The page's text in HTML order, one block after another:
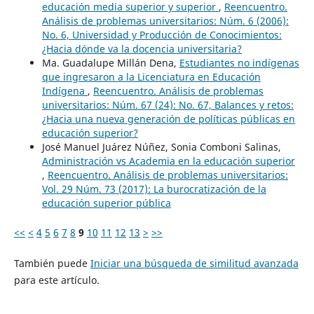
educación media superior y superior , Reencuentro.
Análisis de problemas universitarios: Núm. 6 (2006):
No. 6, Universidad y Producción de Conocimientos:
¿Hacia dónde va la docencia universitaria?
Ma. Guadalupe Millán Dena, Estudiantes no indígenas
que ingresaron a la Licenciatura en Educación
Indígena , Reencuentro. Análisis de problemas
universitarios: Núm. 67 (24): No. 67, Balances y retos:
¿Hacia una nueva generación de políticas públicas en
educación superior?
José Manuel Juárez Núñez, Sonia Comboni Salinas,
Administración vs Academia en la educación superior
, Reencuentro. Análisis de problemas universitarios:
Vol. 29 Núm. 73 (2017): La burocratización de la
educación superior pública
<< < 4 5 6 7 8 9 10 11 12 13 > >>
También puede Iniciar una búsqueda de similitud avanzada
para este artículo.